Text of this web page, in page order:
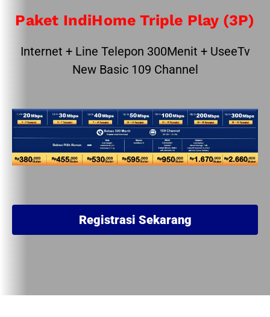
Paket IndiHome Triple Play (3P)
Internet + Line Telepon 300Menit + UseeTv
New Basic 109 Channel
Registrasi Sekarang